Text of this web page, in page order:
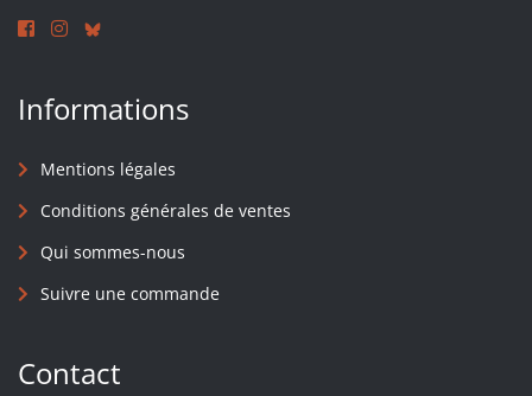
Informations
Mentions légales
Conditions générales de ventes
Qui sommes-nous
Suivre une commande
Contact